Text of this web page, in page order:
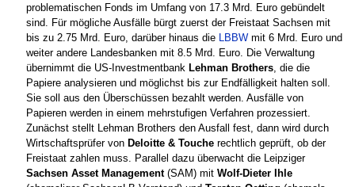
problematischen Fonds im Umfang von 17.3 Mrd. Euro gebündelt
sind. Für mögliche Ausfälle bürgt zuerst der Freistaat Sachsen mit
bis zu 2.75 Mrd. Euro, darüber hinaus die LBBW mit 6 Mrd. Euro und
weiter andere Landesbanken mit 8.5 Mrd. Euro. Die Verwaltung
übernimmt die US-Investmentbank Lehman Brothers, die die
Papiere analysieren und möglichst bis zur Endfälligkeit halten soll.
Sie soll aus den Überschüssen bezahlt werden. Ausfälle von
Papieren werden in einem mehrstufigen Verfahren prozessiert.
Zunächst stellt Lehman Brothers den Ausfall fest, dann wird durch
Wirtschaftsprüfer von Deloitte & Touche rechtlich geprüft, ob der
Freistaat zahlen muss. Parallel dazu überwacht die Leipziger
Sachsen Asset Management(SAM) mit Wolf-Dieter Ihle